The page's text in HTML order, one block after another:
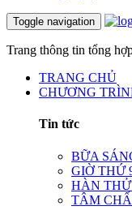
Toggle navigation
Trang thông tin tổng
TRANG CHỦ
CHƯƠNG
Tin tức
BỮA
GIỜ THỨ
HÀN
TÂM